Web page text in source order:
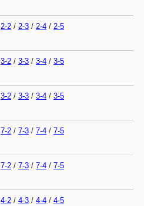
2-2/ 2-3/ 2-4/ 2-5
3-2/ 3-3/ 3-4/ 3-5
3-2/ 3-3/ 3-4/ 3-5
7-2/ 7-3/ 7-4/ 7-5
7-2/ 7-3/ 7-4/ 7-5
4-2/ 4-3/ 4-4/ 4-5